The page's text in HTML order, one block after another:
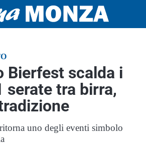
Bierfest scalda i
serate tra birra,
uno degli eventi simbolo